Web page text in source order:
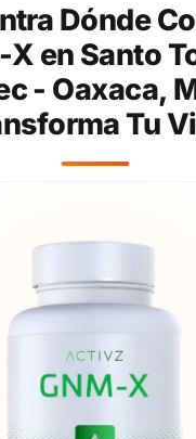
Dónde
X en Santo
- Oaxaca,
Tu